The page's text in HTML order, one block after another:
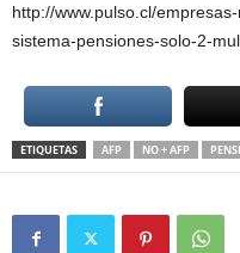
http://www.pulso.cl/
sistema-pensiones-solo-2-
ETIQUETAS AFP NO + AFP